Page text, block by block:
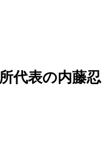
代表の内藤忍